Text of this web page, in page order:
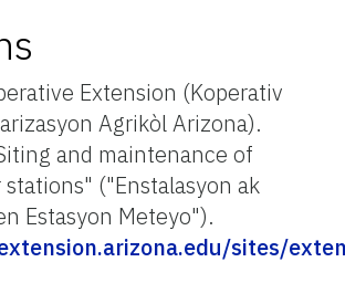
Extension (Koperativ
Agrikòl Arizona).
and maintenance of
("Enstalasyon ak
Estasyon Meteyo").
sites/